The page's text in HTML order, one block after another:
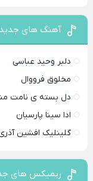
آهنگ های جدید
دلبر وحید عباسی
مخلوق فرووال
دل بسته ی نامت
ادا سینا پارسیان
گلینلیک افشین
ریمیکس های